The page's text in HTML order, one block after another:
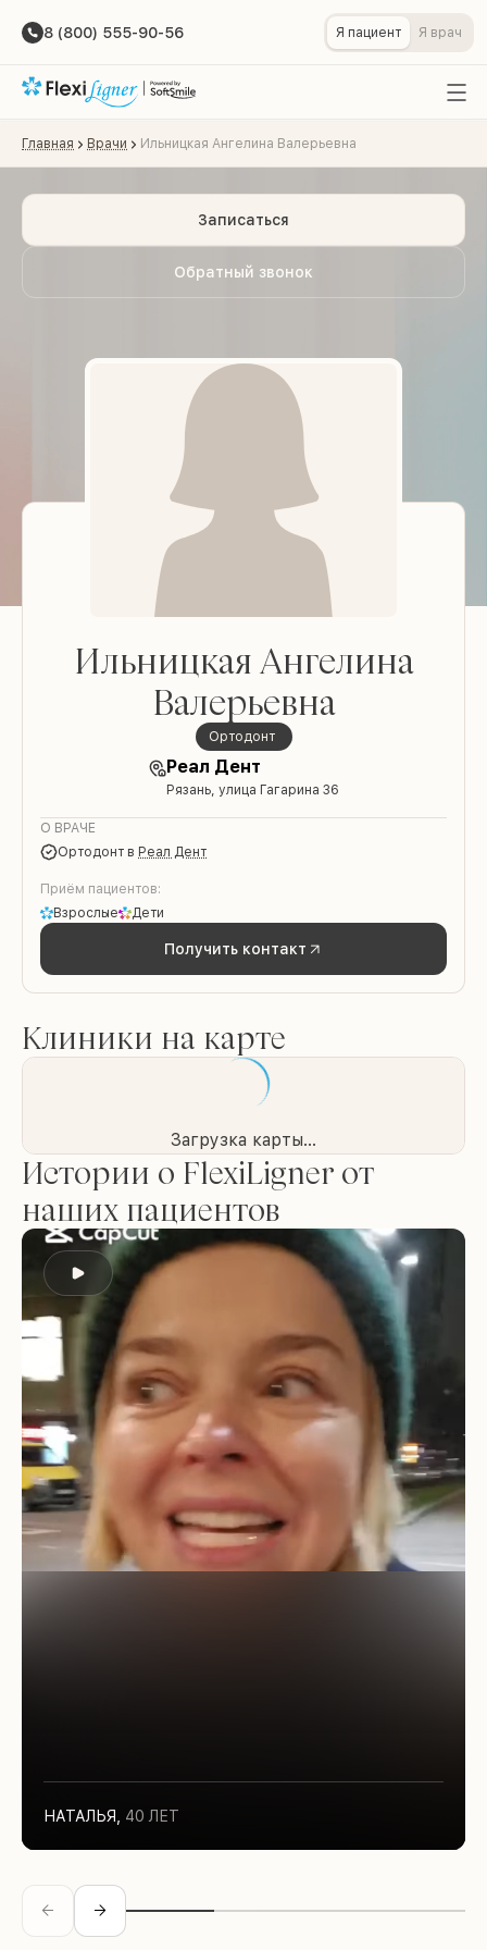
8 (800) 555-90-56 Я пациент Я врач
Главная Врачи Ильницкая Ангелина Валерьевна
Обратный звонок
Записаться
Ильницкая Ангелина
Валерьевна
Ортодонт
Реал Дент
Рязань, улица Гагарина 36
О ВРАЧЕ
Ортодонт в Реал Дент
Приём пациентов:
Взрослые
Дети
Получить контакт
Клиники на карте
Загрузка карты...
Истории о FlexiLigner от
наших пациентов
НАТАЛЬЯ, 40 ЛЕТ